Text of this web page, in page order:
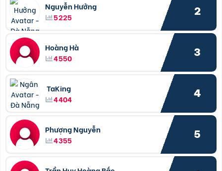
Nguyễn Hưởng
5225
2
Hoàng Hà
4550
3
TaKing
4404
4
Phượng Nguyễn
4355
5